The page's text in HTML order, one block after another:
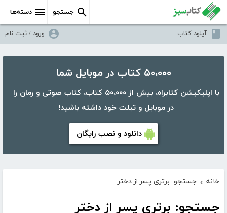
دسته‌ها جستجو
آپلود کتاب ورود / ثبت نام
۵۰،۰۰۰ کتاب در موبایل شما
با اپلیکیشن کتابراه، بیش از ۵۰،۰۰۰ کتاب، کتاب صوتی و رمان را
در موبایل و تبلت خود داشته باشید!
دانلود و نصب رایگان
خانه › جستجو: برتری پسر از دختر
جستجو: برتری پسر از دختر